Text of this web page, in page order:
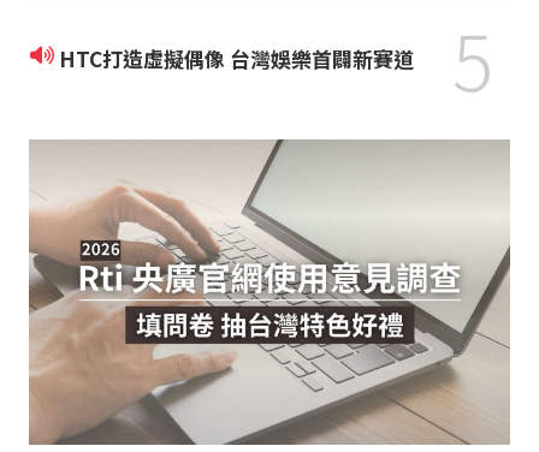
HTC打造虛擬偶像 台灣娛樂首闢新賽道 5